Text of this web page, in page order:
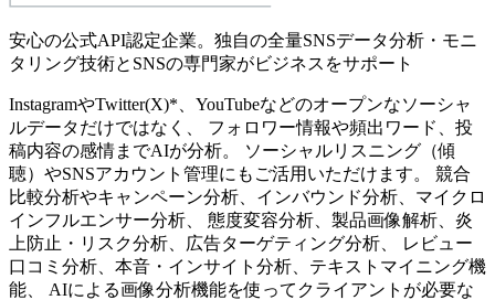
安心の公式API認定企業。独自の全量SNSデータ分析・モニ
タリング技術とSNSの専門家がビジネスをサポート
InstagramやTwitter(X)*、YouTubeなどのオープンなソーシャ
ルデータだけではなく、 フォロワー情報や頻出ワード、投
稿内容の感情までAIが分析。 ソーシャルリスニング（傾
聴）やSNSアカウント管理にもご活用いただけます。 競合
比較分析やキャンペーン分析、インバウンド分析、マイクロ
インフルエンサー分析、 態度変容分析、製品画像解析、炎
上防止・リスク分析、広告ターゲティング分析、 レビュー
口コミ分析、本音・インサイト分析、テキストマイニング機
能、 AIによる画像分析機能を使ってクライアントが必要な